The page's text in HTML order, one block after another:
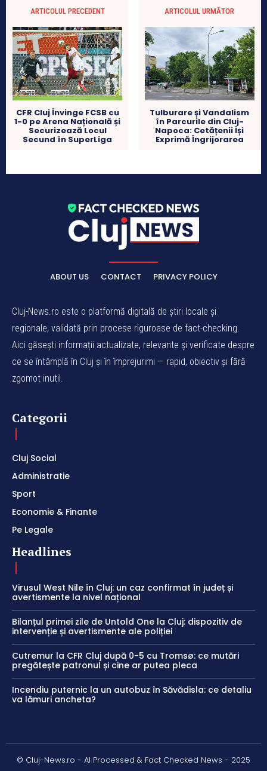
ARTICOLUL PRECEDENT
CFR Cluj Învinge FCSB cu
1-0 pe Arena Națională și
Securizează Locul
Secund în SuperLiga
ARTICOLUL URMĂTOR
Tulburare și Vandalism
în Parcurile din Cluj-
Napoca: Cetățenii Își
Exprimă Îngrijorarea
ABOUT US CONTACT PRIVACY POLICY
Cluj-News.ro este o platformă digitală de știri locale și
regionale, validată prin procese riguroase de fact-checking.
Aici găsești informații actualizate, relevante și verificate despre
ce se întâmplă în Cluj și în împrejurimi — rapid, obiectiv și fără
zgomot inutil.
Categorii
Cluj Social
Administratie
Sport
Economie & Finante
Pe Legale
Headlines
Virusul West Nile în Cluj: un caz confirmat în județ și
avertismente la nivel național
Bilanțul primei zile de Untold One la Cluj: dispozitiv de
intervenție și avertismente ale poliției
Cutremur la CFR Cluj după 0-5 cu Tromsø: ce mutări
pregătește patronul și cine ar putea pleca
Incendiu puternic la un autobuz în Săvădisla: ce detaliu
va lămuri ancheta?
© Cluj-News.ro - AI Processed & Fact Checked News - 2025